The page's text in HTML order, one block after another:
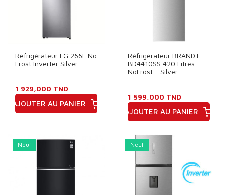
Réfrigérateur LG 266L No
Frost Inverter Silver
1 929,000 TND
AJOUTER AU PANIER
Réfrigérateur BRANDT
BD4410SS 420 Litres
NoFrost - Silver
1 599,000 TND
AJOUTER AU PANIER
Neuf Neuf